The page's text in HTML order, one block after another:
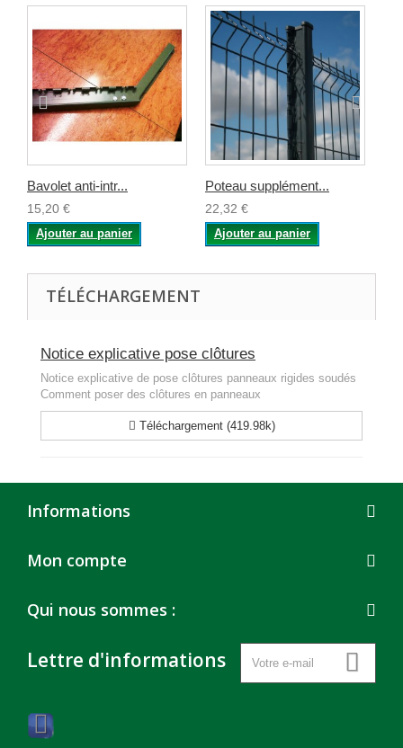
Bavolet anti-intr...
15,20 €
Ajouter au panier
Poteau supplément...
22,32 €
Ajouter au panier
TÉLÉCHARGEMENT
Notice explicative pose clôtures
Notice explicative de pose clôtures panneaux rigides soudés
Comment poser des clôtures en panneaux
Téléchargement (419.98k)
Informations
Mon compte
Qui nous sommes :
Lettre d'informations